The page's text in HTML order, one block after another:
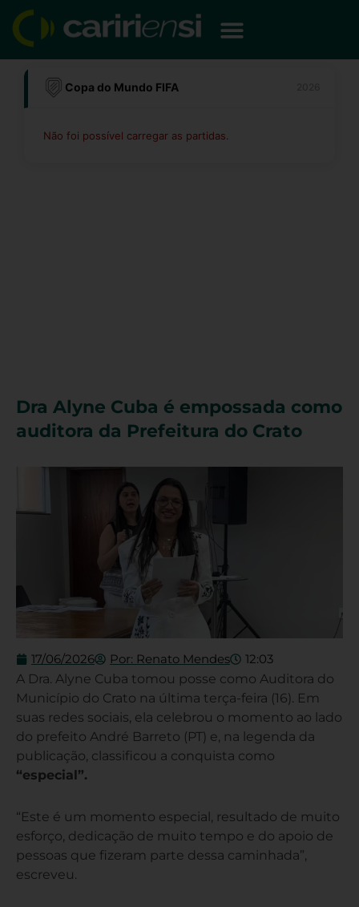
para
conteúdo
Copa do Mundo FIFA
Não foi possível carregar as partidas.
Dra Alyne Cuba é empossada como
auditora da Prefeitura do Crato
17/06/2026 Por: Renato Mendes 12:03
A Dra. Alyne Cuba tomou posse como Auditora do
Município do Crato na última terça-feira (16). Em
suas redes sociais, ela celebrou o momento ao lado
do prefeito André Barreto (PT) e, na legenda da
publicação, classificou a conquista como
“especial”.
“Este é um momento especial, resultado de muito
esforço, dedicação de muito tempo e do apoio de
pessoas que fizeram parte dessa caminhada”,
escreveu.